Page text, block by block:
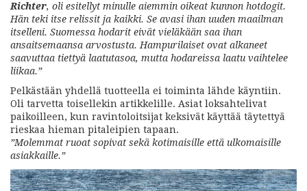
Richter, oli esitellyt minulle aiemmin oikeat kunnon hotdogit.
Hän teki itse relissit ja kaikki. Se avasi ihan uuden maailman
itselleni. Suomessa hodarit eivät vieläkään saa ihan
ansaitsemaansa arvostusta. Hampurilaiset ovat alkaneet
saavuttaa tiettyä laatutasoa, mutta hodareissa laatu vaihtelee
liikaa.”
Pelkästään yhdellä tuotteella ei toiminta lähde käyntiin.
Oli tarvetta toisellekin artikkelille. Asiat loksahtelivat
paikoilleen, kun ravintoloitsijat keksivät käyttää täytettyä
rieskaa hieman pitaleipien tapaan.
”Molemmat ruoat sopivat sekä kotimaisille että ulkomaisille
asiakkaille.”